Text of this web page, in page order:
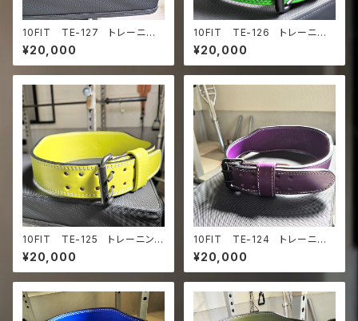
10FIT TE-127 トレーニン
グベルト リフティングベルト
パワーベルト レザー ダーク
グリーン lifting belt pow
¥20,000
10FIT TE-126 トレーニン
グベルト リフティングベルト
パワーベルト レザー グリー
ン lifting belt power belt
¥20,000
10FIT TE-125 トレーニング
ベルト リフティングベルト パ
ワーベルト レザー 黄色 ラ
イムグリーン lifting belt
¥20,000
10FIT TE-124 トレーニン
グベルト リフティングベルト
パワーベルト レザー パープ
ル lifting belt power belt
¥20,000